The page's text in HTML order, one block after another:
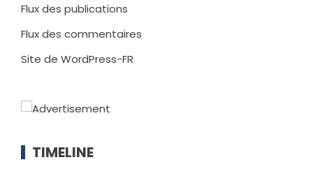
Flux des publications
Flux des commentaires
Site de WordPress-FR
TIMELINE